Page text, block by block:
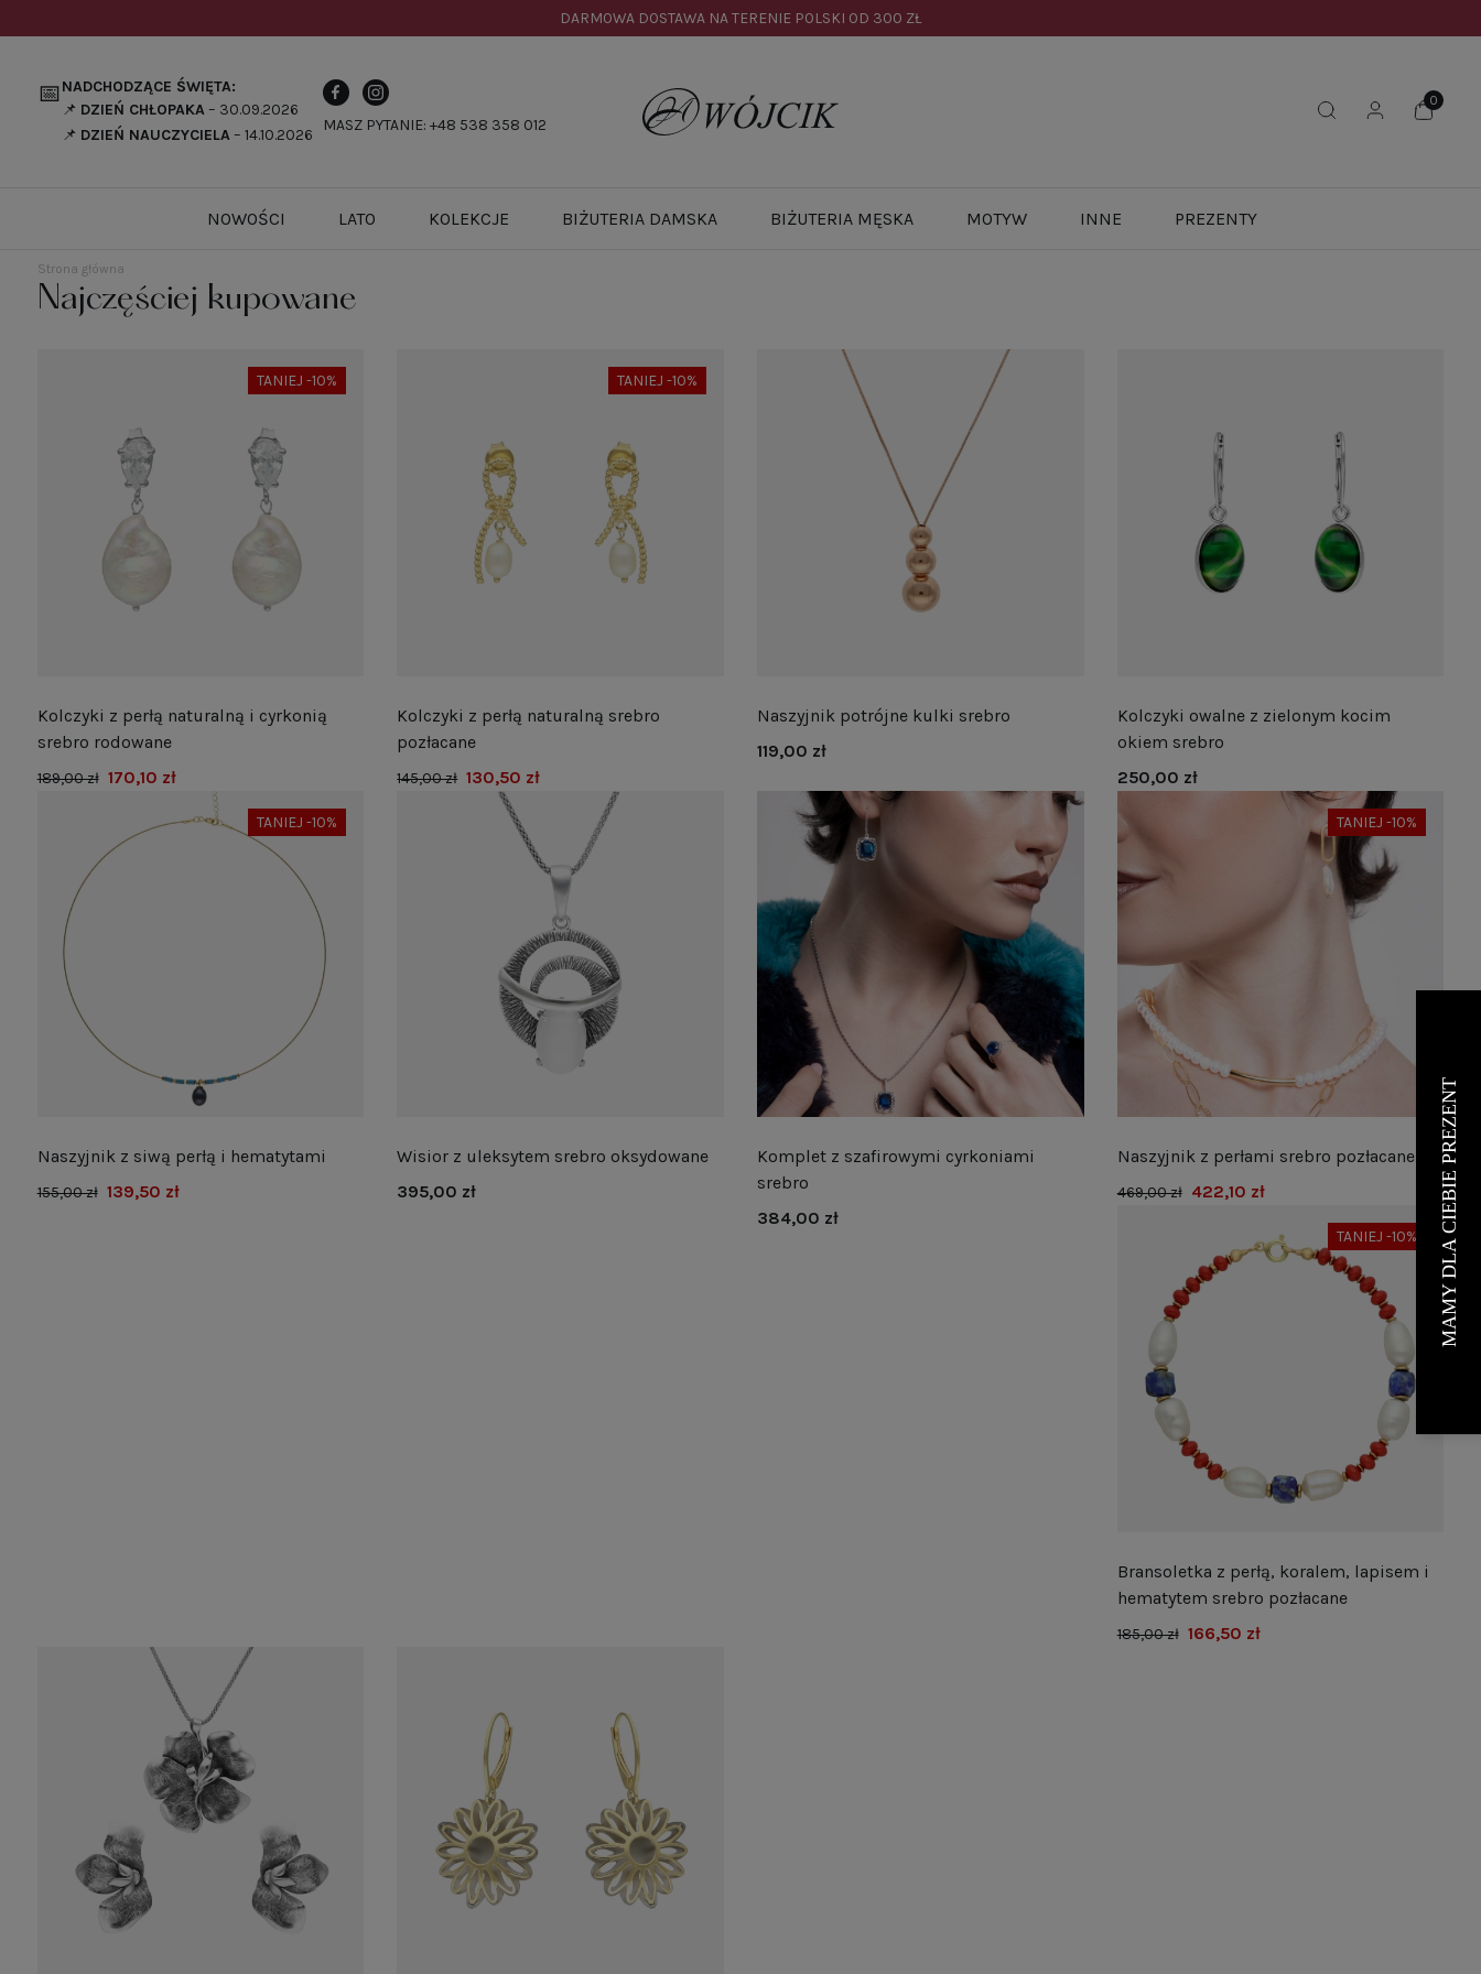
DARMOWA DOSTAWA NA TERENIE POLSKI OD 300 ZŁ
📅NADCHODZĄCE ŚWIĘTA:
📌 DZIEŃ CHŁOPAKA– 30.09.2026
📌 DZIEŃ NAUCZYCIELA– 14.10.2026
MASZ PYTANIE: +48 538 358 012
NOWOŚCI LATO KOLEKCJE BIŻUTERIA DAMSKA BIŻUTERIA MĘSKA MOTYW INNE PREZENTY
Strona główna
Najczęściej kupowane
TANIEJ -10%
Kolczyki z perłą naturalną i cyrkonią
srebro rodowane
189,00 zł 170,10 zł
TANIEJ -10%
Kolczyki z perłą naturalną srebro
pozłacane
145,00 zł 130,50 zł
Naszyjnik potrójne kulki srebro
119,00 zł
Kolczyki owalne z zielonym kocim
okiem srebro
250,00 zł
TANIEJ -10%
Naszyjnik z siwą perłą i hematytami
155,00 zł 139,50 zł
Wisior z uleksytem srebro oksydowane
395,00 zł
Komplet z szafirowymi cyrkoniami
srebro
384,00 zł
TANIEJ -10%
Naszyjnik z perłami srebro pozłacane
469,00 zł 422,10 zł
TANIEJ -10%
Bransoletka z perłą, koralem, lapisem i
hematytem srebro pozłacane
185,00 zł 166,50 zł